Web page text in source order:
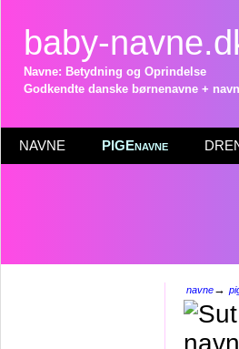
baby-
Navne: Betydning og Oprindelse
Godkendte danske børnenavne +
NAVNE PIGEnavne
navne→